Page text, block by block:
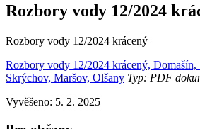
Rozbory vody 12/2024
Rozbory vody 12/2024 krácený
Rozbory vody 12/2024 krácený, Domašín,
Skrýchov, Maršov, Olšany Typ: PDF
Vyvěšeno: 5. 2. 2025